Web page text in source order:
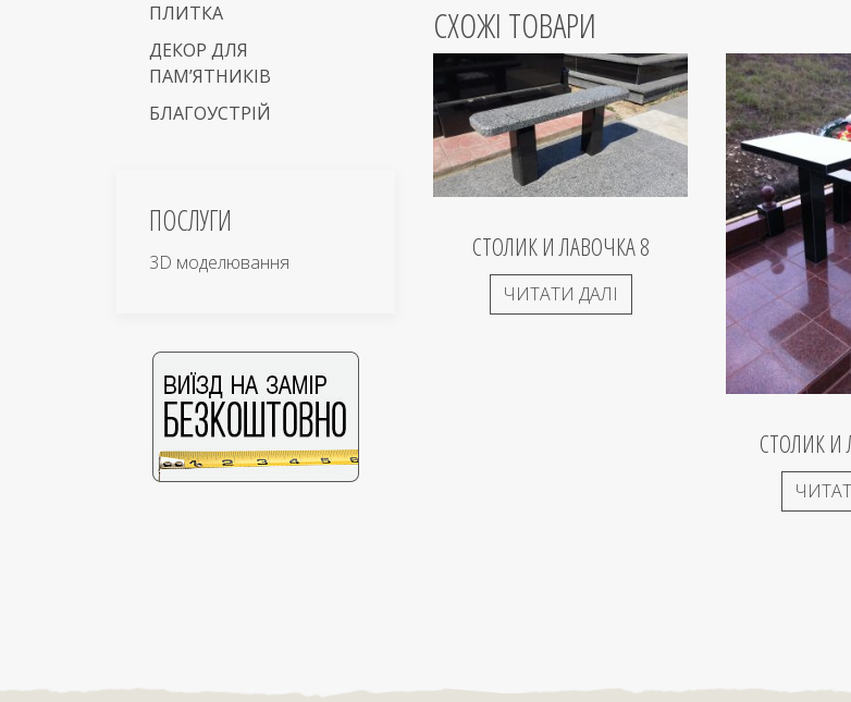
СХОЖІ ТОВАРИ
СТОЛИК И ЛАВОЧКА 8
ЧИТАТИ ДАЛІ
СТОЛИК И
ПЛИТКА
ДЕКОР ДЛЯ
ПАМ’ЯТНИКІВ
БЛАГОУСТРІЙ
ПОСЛУГИ
3D моделювання